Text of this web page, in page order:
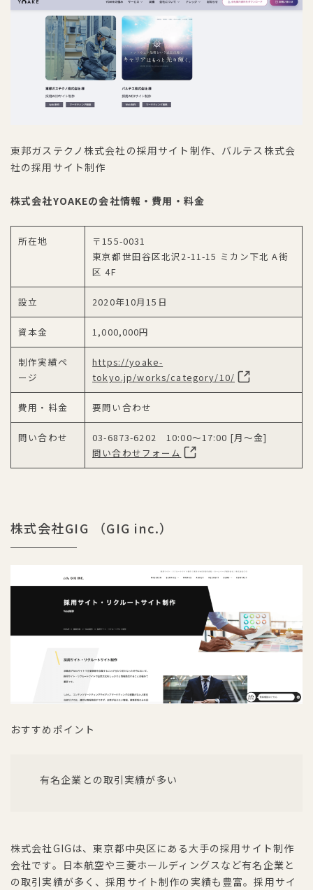
東邦ガステクノ株式会社の採用サイト制作、バルテス株式会
社の採用サイト制作
株式会社YOAKEの会社情報・費用・料金
所在地
〒155-0031
東京都世田谷区北沢2-11-15 ミカン下北 A街
区 4F
設立 2020年10月15日
資本金 1,000,000円
制作実績ペ
ージ
https://yoake-
tokyo.jp/works/category/10/
費用・料金 要問い合わせ
問い合わせ
03-6873-6202 10:00〜17:00 [月〜金]
問い合わせフォーム
株式会社GIG （GIG inc.）
おすすめポイント
有名企業との取引実績が多い
株式会社GIGは、東京都中央区にある大手の採用サイト制作
会社です。日本航空や三菱ホールディングスなど有名企業と
の取引実績が多く、採用サイト制作の実績も豊富。採用サイ